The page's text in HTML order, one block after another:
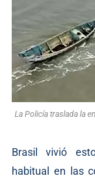
La Policía traslada la
Brasil vivió
habitual en las